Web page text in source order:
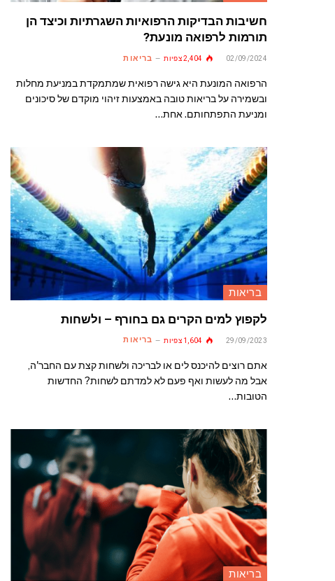
חשיבות הבדיקות הרפואיות השגרתיות וכיצד הן
תורמות לרפואה מונעת?
02/09/2024
2,404 צפיות בריאות
הרפואה המונעת היא גישה רפואית שמתמקדת במניעת מחלות
ובשמירה על בריאות טובה באמצעות זיהוי מוקדם של סיכונים
ומניעת התפתחותם. אחת…
בריאות
לקפוץ למים הקרים גם בחורף – ולשחות
29/09/2023
1,604 צפיות בריאות
אתם רוצים להיכנס לים או לבריכה ולשחות קצת עם החבר'ה,
אבל מה לעשות ואף פעם לא למדתם לשחות? החדשות
הטובות…
בריאות